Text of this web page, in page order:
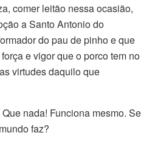
comer leitão nessa ocasião,
a Santo Antonio do
do pau de pinho e que
e vigor que o porco tem no
virtudes daquilo que
nada! Funciona mesmo. Se
faz?